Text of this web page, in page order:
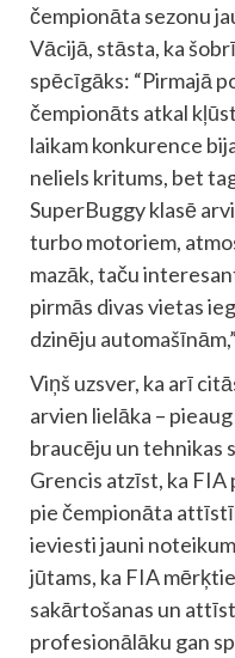
čempionāta sezonu
Vācijā, stāsta, ka
spēcīgāks: “Pirmajā
čempionāts atkal
laikam konkurence
neliels kritums, bet
SuperBuggy klasē
turbo motoriem,
mazāk, taču
pirmās divas vietas
dzinēju
Viņš uzsver, ka arī
arvien lielāka –
braucēju un tehnikas
Grencis atzīst, ka
pie čempionāta
ieviesti jauni
jūtams, ka FIA
sakārtošanas un
profesionālāku gan